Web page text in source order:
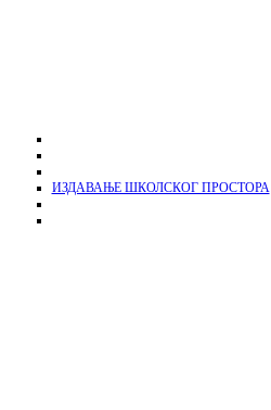
ИЗДАВАЊЕ ШКОЛСКОГ ПРОСТОРА